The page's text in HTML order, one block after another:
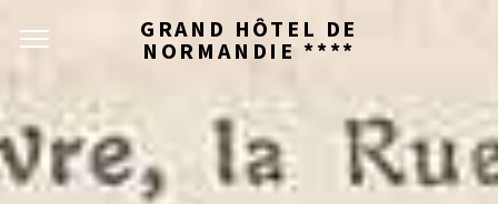
GRAND HÔTEL DE
NORMANDIE ****